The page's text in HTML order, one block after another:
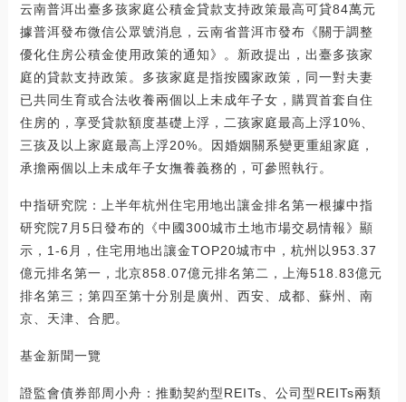
云南普洱出臺多孩家庭公積金貸款支持政策最高可貸84萬元
據普洱發布微信公眾號消息，云南省普洱市發布《關于調整
優化住房公積金使用政策的通知》。新政提出，出臺多孩家
庭的貸款支持政策。多孩家庭是指按國家政策，同一對夫妻
已共同生育或合法收養兩個以上未成年子女，購買首套自住
住房的，享受貸款額度基礎上浮，二孩家庭最高上浮10%、
三孩及以上家庭最高上浮20%。因婚姻關系變更重組家庭，
承擔兩個以上未成年子女撫養義務的，可參照執行。
中指研究院：上半年杭州住宅用地出讓金排名第一根據中指
研究院7月5日發布的《中國300城市土地市場交易情報》顯
示，1-6月，住宅用地出讓金TOP20城市中，杭州以953.37
億元排名第一，北京858.07億元排名第二，上海518.83億元
排名第三；第四至第十分別是廣州、西安、成都、蘇州、南
京、天津、合肥。
基金新聞一覽
證監會債券部周小舟：推動契約型REITs、公司型REITs兩類